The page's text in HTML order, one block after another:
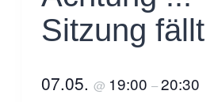
Sitzung fällt
07.05. @ 19:00 –20:30